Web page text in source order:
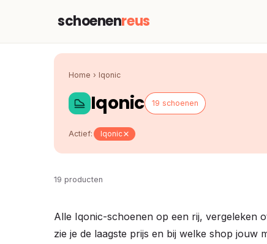
schoenenreus
Home › Iqonic
Iqonic 19 schoenen
Actief: Iqonic
19 producten
Alle Iqonic-schoenen op een rij, vergeleken
zie je de laagste prijs en bij welke shop jouw